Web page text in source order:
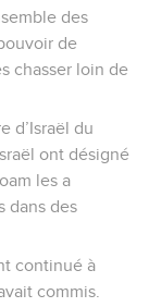
des
de
chasser loin de
d’Israël du
ont désigné
les a
dans des
continué à
commis.